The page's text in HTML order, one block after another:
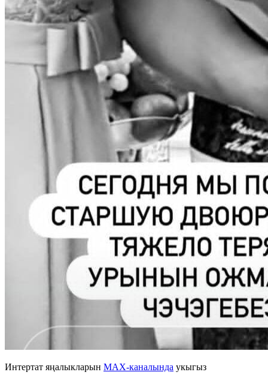
Интертат яңалыкларын MAX-каналында укыгыз